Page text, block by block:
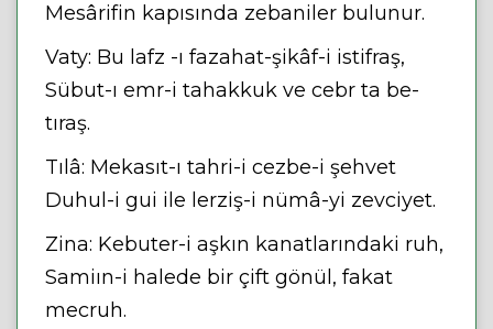
Mesârifin kapısında zebaniler bulunur.
Vaty: Bu lafz -ı fazahat-şikâf-i istifraş,
Sübut-ı emr-i tahakkuk ve cebr ta be-
tıraş.
Tılâ: Mekasıt-ı tahri-i cezbe-i şehvet
Duhul-i gui ile lerziş-i nümâ-yi zevciyet.
Zina: Kebuter-i aşkın kanatlarındaki ruh,
Samiın-i halede bir çift gönül, fakat
mecruh.